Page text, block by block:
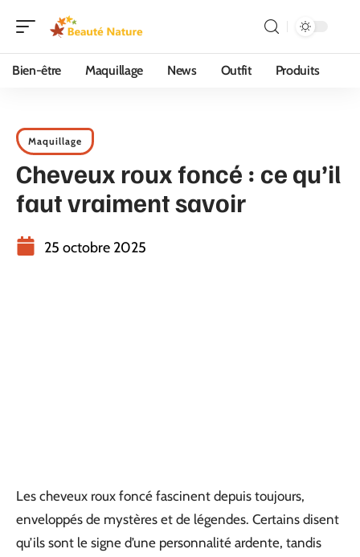
Bien-être Maquillage News Outfit Produits
Maquillage
Cheveux roux foncé : ce qu’il
faut vraiment savoir
25 octobre 2025
Les cheveux roux foncé fascinent depuis toujours,
enveloppés de mystères et de légendes. Certains disent
qu’ils sont le signe d’une personnalité ardente, tandis